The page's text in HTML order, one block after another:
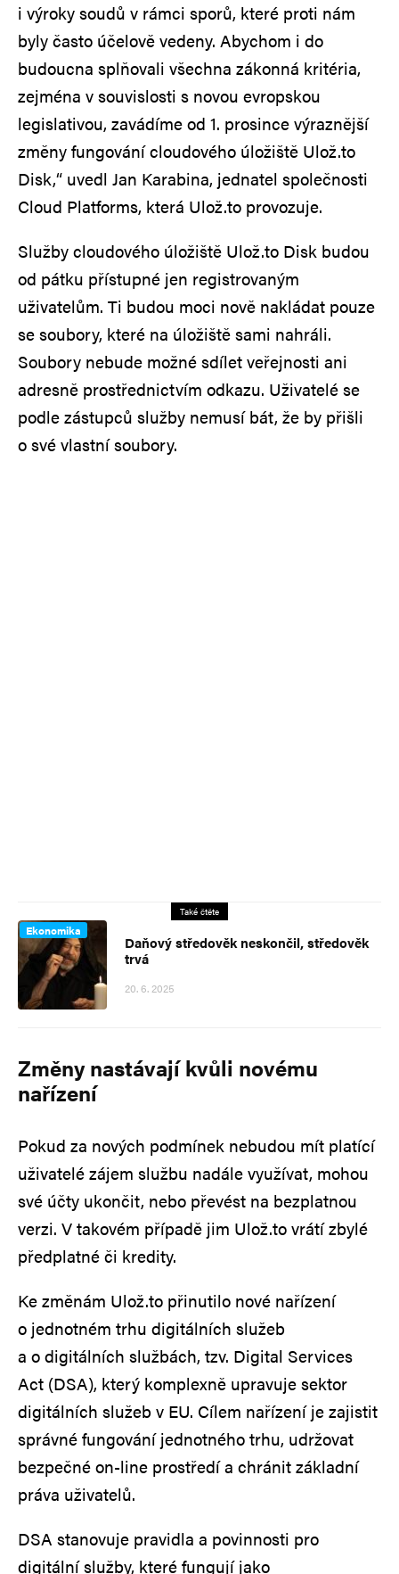
i výroky soudů v rámci sporů, které proti nám
byly často účelově vedeny. Abychom i do
budoucna splňovali všechna zákonná kritéria,
zejména v souvislosti s novou evropskou
legislativou, zavádíme od 1. prosince výraznější
změny fungování cloudového úložiště Ulož.to
Disk,“ uvedl Jan Karabina, jednatel společnosti
Cloud Platforms, která Ulož.to provozuje.
Služby cloudového úložiště Ulož.to Disk budou
od pátku přístupné jen registrovaným
uživatelům. Ti budou moci nově nakládat pouze
se soubory, které na úložiště sami nahráli.
Soubory nebude možné sdílet veřejnosti ani
adresně prostřednictvím odkazu. Uživatelé se
podle zástupců služby nemusí bát, že by přišli
o své vlastní soubory.
Také čtěte
Ekonomika
Daňový středověk neskončil, středověk
trvá
20. 6. 2025
Změny nastávají kvůli novému
nařízení
Pokud za nových podmínek nebudou mít platící
uživatelé zájem službu nadále využívat, mohou
své účty ukončit, nebo převést na bezplatnou
verzi. V takovém případě jim Ulož.to vrátí zbylé
předplatné či kredity.
Ke změnám Ulož.to přinutilo nové nařízení
o jednotném trhu digitálních služeb
a o digitálních službách, tzv. Digital Services
Act (DSA), který komplexně upravuje sektor
digitálních služeb v EU. Cílem nařízení je zajistit
správné fungování jednotného trhu, udržovat
bezpečné on-line prostředí a chránit základní
práva uživatelů.
DSA stanovuje pravidla a povinnosti pro
digitální služby, které fungují jako